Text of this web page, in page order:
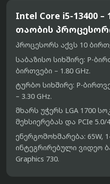
Intel Core i5-13400
თაობის
პროცესორს აქვს 10
საბაზისო სიხშირე: P-
ბირთვები – 1.80 GHz.
ტურბო სიხშირე: P-
– 3.30 GHz.
მხარს უჭერს LGA 1700
მეხსიერებას და PCIe 5.0/
ენერგომოხმარება: 65W,
ინტეგრირებული ვიდეო
Graphics 730.